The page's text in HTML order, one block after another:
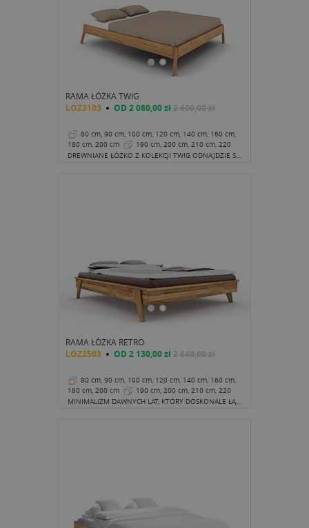
RAMA ŁÓŻKA TWIG
LOZ3103 OD 2 080,00 zł2 600,00 zł
80 cm, 90 cm, 100 cm, 120 cm, 140 cm, 160 cm,
180 cm, 200 cm
190 cm, 200 cm, 210 cm, 220
cm
36 cm DREWNIANE ŁÓŻKO Z KOLEKCJI TWIG ODNAJDZIE SIĘ W WIELU STYLACH DZIĘKI KLASYCZNEMU PIĘKNU NATURALNEGO, LITEGO DREWNA.
RAMA ŁÓŻKA RETRO
LOZ2503 OD 2 130,00 zł2 840,00 zł
80 cm, 90 cm, 100 cm, 120 cm, 140 cm, 160 cm,
180 cm, 200 cm
190 cm, 200 cm, 210 cm, 220
cm
35 cm MINIMALIZM DAWNYCH LAT, KTÓRY DOSKONALE ŁĄCZY SIĘ Z NOWOCZESNOŚCIĄ.